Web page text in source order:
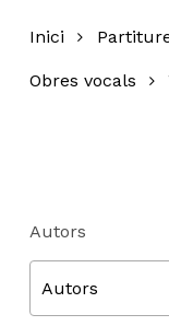
Inici
Obres vocals
Autors
Autors